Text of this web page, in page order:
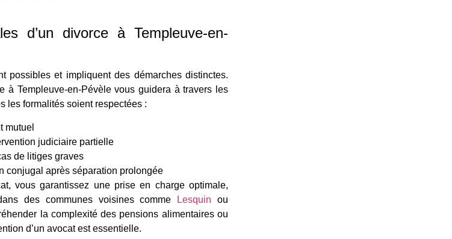
d’un divorce à Templeuve-en-
possibles et impliquent des démarches distinctes.
à Templeuve-en-Pévèle vous guidera à travers les
les formalités soient respectées :
mutuel
judiciaire partielle
de litiges graves
conjugal après séparation prolongée
vous garantissez une prise en charge optimale,
des communes voisines comme
Lesquin ou
la complexité des pensions alimentaires ou
d’un avocat est essentielle.